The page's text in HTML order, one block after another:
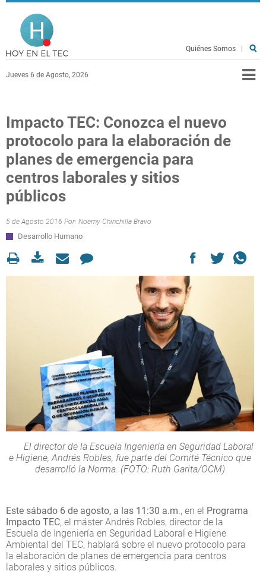
Pasar al contenido principal
Jueves 6 de Agosto, 2026
Quiénes Somos
Impacto TEC: Conozca el nuevo
protocolo para la elaboración de
planes de emergencia para
centros laborales y sitios
públicos
5 de Agosto 2016 Por: Noemy Chinchilla Bravo
Desarrollo Humano
El director de la Escuela Ingeniería en Seguridad Laboral
e Higiene, Andrés Robles, fue parte del Comité Técnico que
desarrolló la Norma. (FOTO: Ruth Garita/OCM)
Este sábado 6 de agosto, a las 11:30 a.m., en el Programa
Impacto TEC, el máster Andrés Robles, director de la
Escuela de Ingeniería en Seguridad Laboral e Higiene
Ambiental del TEC, hablará sobre el nuevo protocolo para
la elaboración de planes de emergencia para centros
laborales y sitios públicos.